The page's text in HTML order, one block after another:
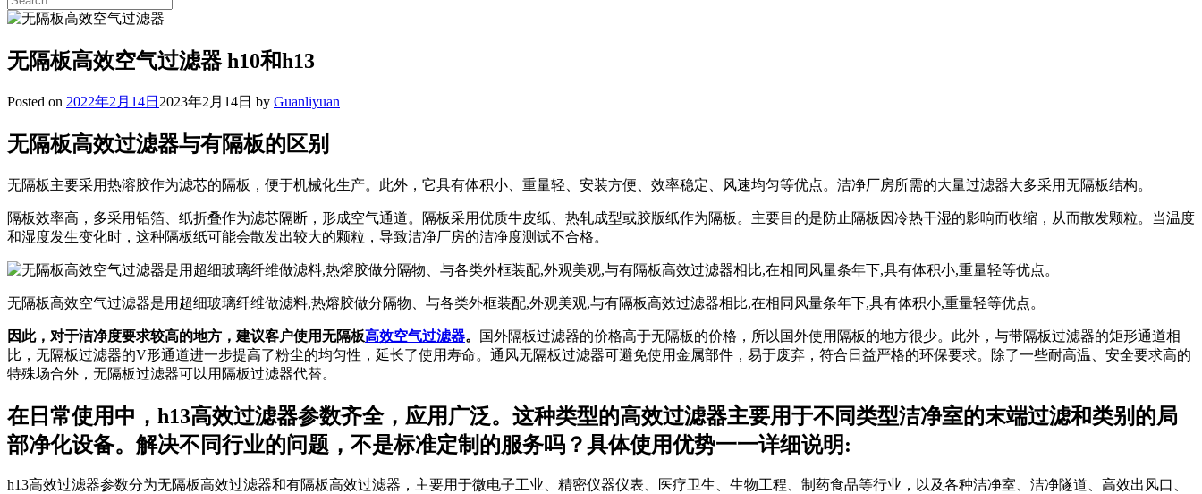
for:
无隔板高效空气过滤器 h10和h13
Posted on 2022年2月14日 2023年2月14日 by Guanliyuan
无隔板高效过滤器与有隔板的区别
无隔板主要采用热溶胶作为滤芯的隔板，便于机械化生产。此外，它具有体积小、重量轻、安装方便、效率稳定、风速均匀等优点。洁净厂房所需的大量过滤器大多采用无隔板结构。
隔板效率高，多采用铝箔、纸折叠作为滤芯隔断，形成空气通道。隔板采用优质牛皮纸、热轧成型或胶版纸作为隔板。主要目的是防止隔板因冷热干湿的影响而收缩，从而散发颗粒。当温度
和湿度发生变化时，这种隔板纸可能会散发出较大的颗粒，导致洁净厂房的洁净度测试不合格。
无隔板高效空气过滤器是用超细玻璃纤维做滤料,热熔胶做分隔物、与各类外框装配,外观美观,与有隔板高效过滤器相比,在相同风量条年下,具有体积小,重量轻等优点。
因此，对于洁净度要求较高的地方，建议客户使用无隔板高效空气过滤器。
国外隔板过滤器的价格高于无隔板的价格，所以国外使用隔板的地方很少。此外，与带隔板过滤器的矩形通道相
比，无隔板过滤器的V形通道进一步提高了粉尘的均匀性，延长了使用寿命。通风无隔板过滤器可避免使用金属部件，易于废弃，符合日益严格的环保要求。除了一些耐高温、安全要求高的
特殊场合外，无隔板过滤器可以用隔板过滤器代替。
在日常使用中，h13高效过滤器参数齐全，应用广泛。这种类型的高效过滤器主要用于不同类型洁净室的末端过滤和类别的局
部净化设备。解决不同行业的问题，不是标准定制的服务吗？具体使用优势一一详细说明:
h13高效过滤器参数分为无隔板高效过滤器和有隔板高效过滤器，主要用于微电子工业、精密仪器仪表、医疗卫生、生物工程、制药食品等行业，以及各种洁净室、洁净隧道、高效出风口、